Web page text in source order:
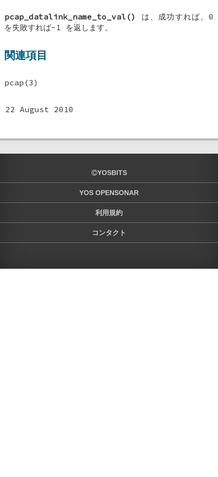
pcap_datalink_name_to_val()
は、成功すれば、0
を失敗すれば-1 を返します。
関連項目
pcap(3)
22 August 2010
YOSBITS
YOS OPENSONAR
利用規約
コンタクト